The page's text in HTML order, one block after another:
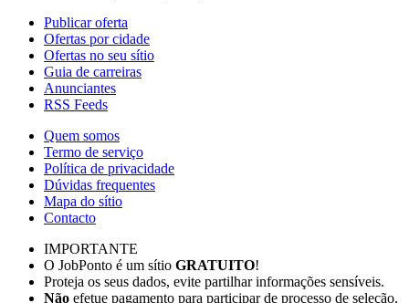
Publicar oferta
Ofertas por cidade
Ofertas no seu sítio
Guia de carreiras
Anunciantes
RSS Feeds
Quem somos
Termo de serviço
Política de privacidade
Dúvidas frequentes
Mapa do sítio
Contacto
IMPORTANTE
O JobPonto é um sítio GRATUITO!
Proteja os seus dados, evite partilhar informações sensíveis.
Não efetue pagamento para participar de processo de seleção.